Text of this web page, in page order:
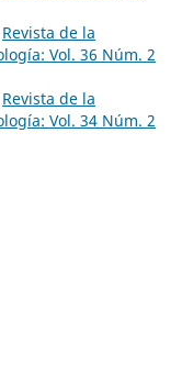
Revista de la
Vol. 36 Núm. 2
Revista de la
Vol. 34 Núm. 2